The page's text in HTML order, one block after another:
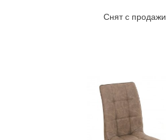
Снят с продажи